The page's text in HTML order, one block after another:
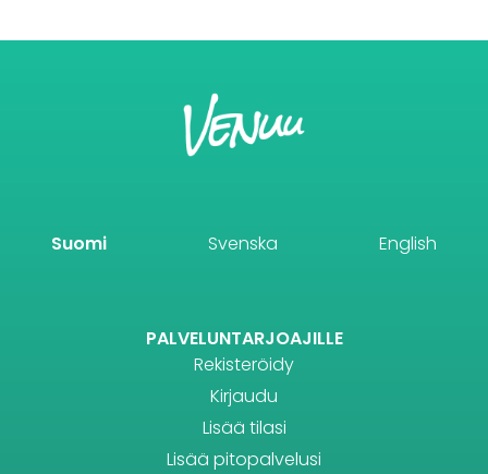
Suomi Svenska English
PALVELUNTARJOAJILLE
Rekisteröidy
Kirjaudu
Lisää tilasi
Lisää pitopalvelusi